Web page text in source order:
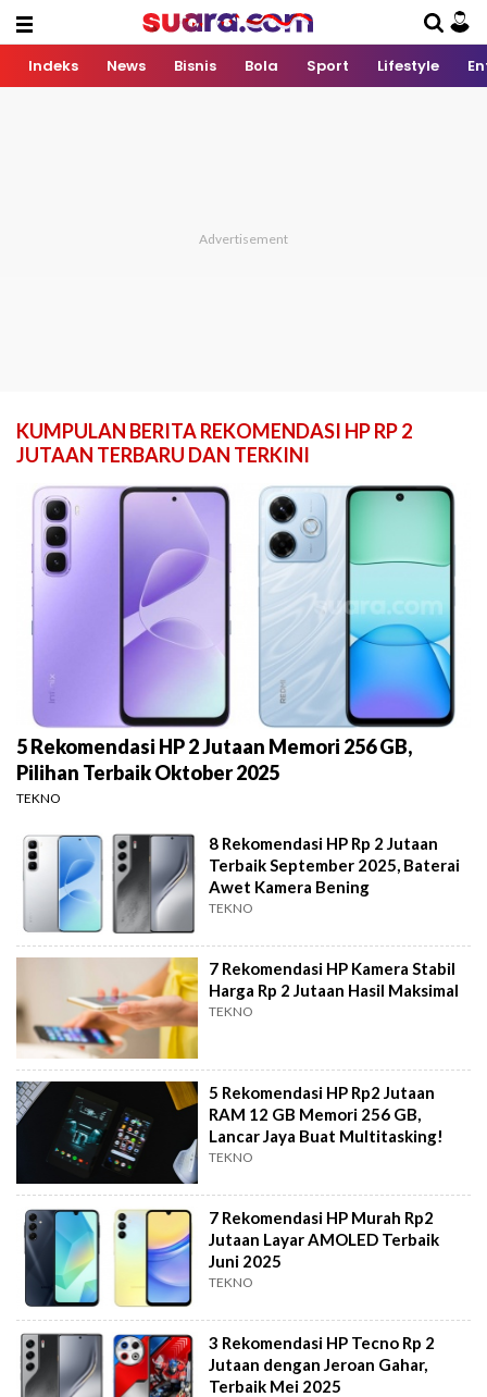
Indeks News Bisnis Bola Sport Lifestyle
KUMPULAN BERITA REKOMENDASI HP RP 2
JUTAAN TERBARU DAN TERKINI
5 Rekomendasi HP 2 Jutaan Memori 256 GB,
Pilihan Terbaik Oktober 2025
TEKNO
8 Rekomendasi HP Rp 2 Jutaan
Terbaik September 2025, Baterai
Awet Kamera Bening
TEKNO
7 Rekomendasi HP Kamera Stabil
Harga Rp 2 Jutaan Hasil Maksimal
TEKNO
5 Rekomendasi HP Rp2 Jutaan
RAM 12 GB Memori 256 GB,
Lancar Jaya Buat Multitasking!
TEKNO
7 Rekomendasi HP Murah Rp2
Jutaan Layar AMOLED Terbaik
Juni 2025
TEKNO
3 Rekomendasi HP Tecno Rp 2
Jutaan dengan Jeroan Gahar,
Terbaik Mei 2025